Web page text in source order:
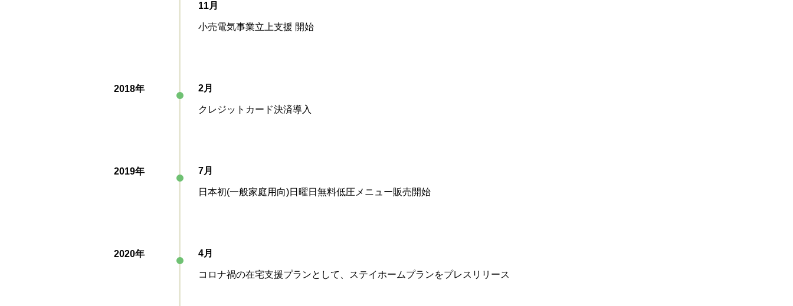
11月
小売電気事業立上支援 開始
2018年 2月
クレジットカード決済導入
2019年 7月
日本初(一般家庭用向)日曜日無料低圧メニュー販売開始
2020年 4月
コロナ禍の在宅支援プランとして、ステイホームプランをプレスリリース